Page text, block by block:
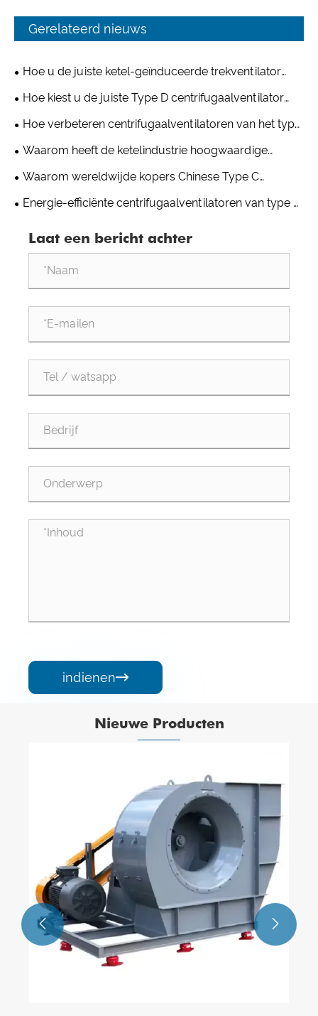
Gerelateerd nieuws
Hoe u de juiste ketel-geïnduceerde trekventilator
kiest voor industriële toepassingen
Hoe kiest u de juiste Type D centrifugaalventilator
voor uw industriële ventilatiesysteem?
Hoe verbeteren centrifugaalventilatoren van het type
A de ventilatie in magazijnen en logistieke centra?
Waarom heeft de ketelindustrie hoogwaardige
centrifugaalventilatoren nodig?
Waarom wereldwijde kopers Chinese Type C
centrifugaalventilatorfabrikanten kiezen voor
aangepaste projecten
Energie-efficiënte centrifugaalventilatoren van type A
verlagen
Laat een bericht achter
indienen
Nieuwe Producten
Centrifugaalventilator met dubbele inlaat
 